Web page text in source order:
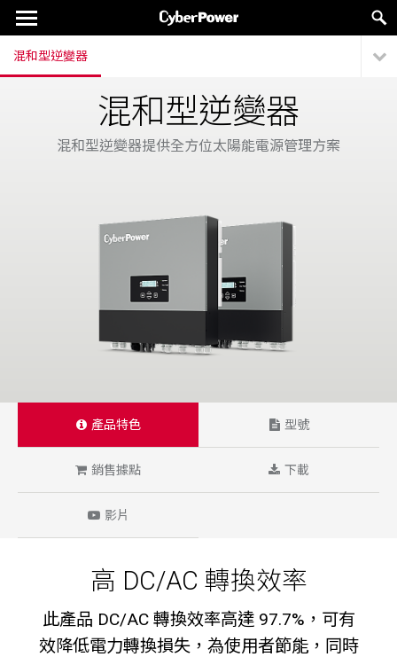
混和型逆變器
混和型逆變器
混和型逆變器提供全方位太陽能電源管理方案
產品特色 型號
銷售據點 下載
影片
高 DC/AC 轉換效率
此產品 DC/AC 轉換效率高達 97.7%，可有
效降低電力轉換損失，為使用者節能，同時